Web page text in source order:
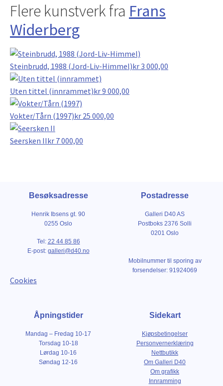
Flere kunstverk fra Frans
Widerberg
Steinbrudd, 1988 (Jord-Liv-Himmel)kr3 000,00
Uten tittel (innrammet)kr9 000,00
Vokter/Tårn (1997)kr 25 000,00
Seersken IIkr 7 000,00
Besøksadresse
Henrik Ibsens gt. 90
0255 Oslo
Tel: 22 44 85 86
E-post: galleri@d40.no
Cookies
Postadresse
Galleri D40 AS
Postboks 2376 Solli
0201 Oslo
Mobilnummer til sporing av
forsendelser: 91924069
Åpningstider
Mandag – Fredag 10-17
Torsdag 10-18
Lørdag 10-16
Søndag 12-16
Sidekart
Kjøpsbetingelser
Personvernerklæring
Nettbutikk
Om Galleri D40
Om grafikk
Innramming